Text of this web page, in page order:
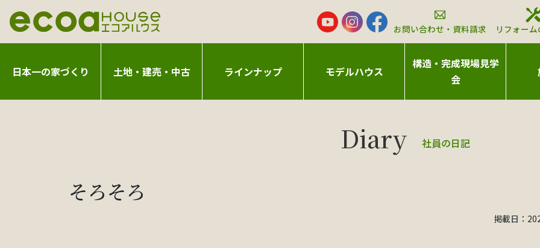
お問い合わせ・資料請求 リフォー
日本一の家づくり 土地・建売・中古 ラインナップ モデルハウス
構造・完成現場見学
会
社員の日記
そろそろ
掲載日：